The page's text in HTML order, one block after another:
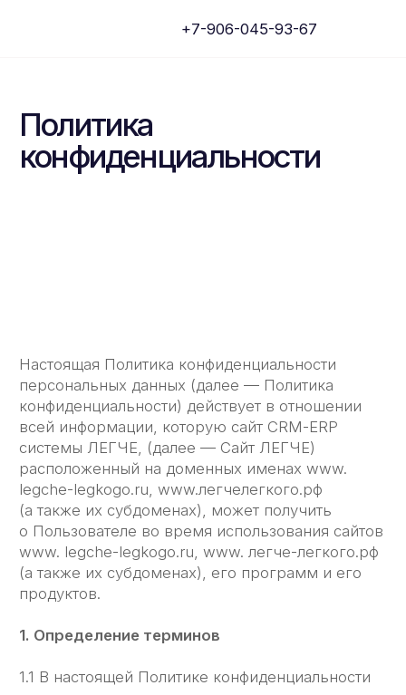
+7-906-045-93-67
конфиденциальности
(а также их субдоменах), может получить
о Пользователе во время использования сайтов
www. legche-legkogo.ru, www. легче-легкого.рф
(а также их субдоменах), его программ и его
продуктов.
1. Определение терминов
1.1 В настоящей Политике конфиденциальности
используются следующие термины:
1.1.1. «Администрация сайта» (далее —
Администрация) — уполномоченные сотрудники
на управление сайтом ЛЕГЧЕ, которые
организуют и (или) осуществляют
определяет цели обработки персональных
подлежащих обработке, действия (операции),
совершаемые с персональными данными.
1.1.2. «Персональные данные" — любая